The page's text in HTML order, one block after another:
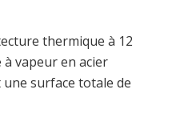
thermique à 12
à vapeur en acier
une surface totale de